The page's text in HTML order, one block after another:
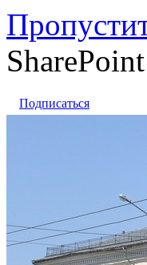
SharePoint
Подписаться